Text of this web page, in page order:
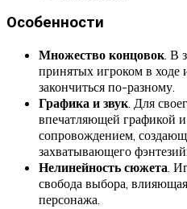
Особенности
Множество концовок. В
принятых игроком в ходе
закончиться по-разному.
Графика и звук. Для
впечатляющей графикой
сопровождением,
захватывающего
Нелинейность сюжета.
свобода выбора,
персонажа.